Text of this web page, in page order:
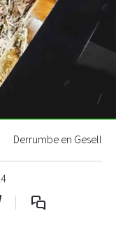
Derrumbe en Gesell